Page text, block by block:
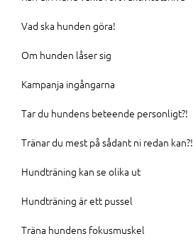
Vad ska hunden göra!
Om hunden låser sig
Kampanja ingångarna
Tar du hundens beteende personligt?!
Tränar du mest på sådant ni redan kan?!
Hundträning kan se olika ut
Hundträning är ett pussel
Träna hundens fokusmuskel